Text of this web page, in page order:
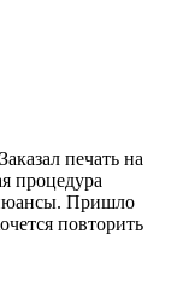
печать на
процедура
Пришло
повторить